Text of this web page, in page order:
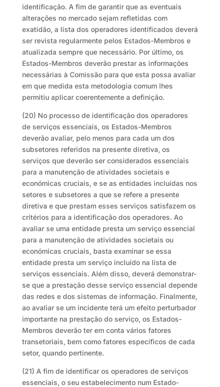
identificação. A fim de garantir que as eventuais
alterações no mercado sejam refletidas com
exatidão, a lista dos operadores identificados deverá
ser revista regularmente pelos Estados-Membros e
atualizada sempre que necessário. Por último, os
Estados-Membros deverão prestar as informações
necessárias à Comissão para que esta possa avaliar
em que medida esta metodologia comum lhes
permitiu aplicar coerentemente a definição.
(20) No processo de identificação dos operadores
de serviços essenciais, os Estados-Membros
deverão avaliar, pelo menos para cada um dos
subsetores referidos na presente diretiva, os
serviços que deverão ser considerados essenciais
para a manutenção de atividades societais e
económicas cruciais, e se as entidades incluídas nos
setores e subsetores a que se refere a presente
diretiva e que prestam esses serviços satisfazem os
critérios para a identificação dos operadores. Ao
avaliar se uma entidade presta um serviço essencial
para a manutenção de atividades societais ou
económicas cruciais, basta examinar se essa
entidade presta um serviço incluído na lista de
serviços essenciais. Além disso, deverá demonstrar-
se que a prestação desse serviço essencial depende
das redes e dos sistemas de informação. Finalmente,
ao avaliar se um incidente terá um efeito perturbador
importante na prestação do serviço, os Estados-
Membros deverão ter em conta vários fatores
transetoriais, bem como fatores específicos de cada
setor, quando pertinente.
(21) A fim de identificar os operadores de serviços
essenciais, o seu estabelecimento num Estado-